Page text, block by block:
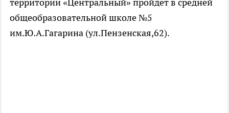
общеобразовательной школе №5
им.Ю.А.Гагарина (ул.Пензенская,62).